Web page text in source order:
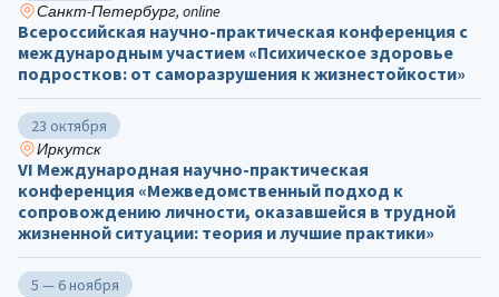
Санкт-Петербург, online
Всероссийская научно-практическая конференция с
международным участием «Психическое здоровье
подростков: от саморазрушения к жизнестойкости»
23 октября
Иркутск
VI Международная научно-практическая
конференция «Межведомственный подход к
сопровождению личности, оказавшейся в трудной
жизненной ситуации: теория и лучшие практики»
5 — 6 ноября